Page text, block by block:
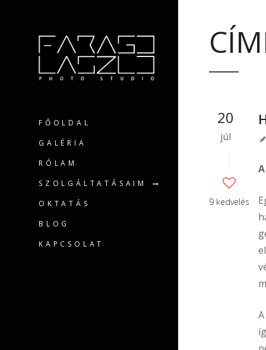
FŐOLDAL
GALÉRIA
RÓLAM
SZOLGÁLTATÁSAIM
OKTATÁS
BLOG
KAPCSOLAT
20
júl
9 kedvelés